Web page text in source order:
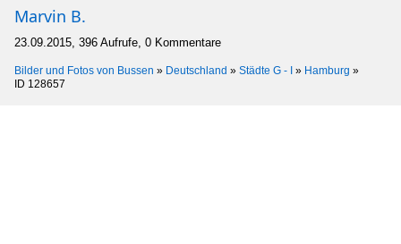
Marvin B.
23.09.2015, 396 Aufrufe, 0 Kommentare
Bilder und Fotos von Bussen » Deutschland » Städte G - I » Hamburg »
ID 128657